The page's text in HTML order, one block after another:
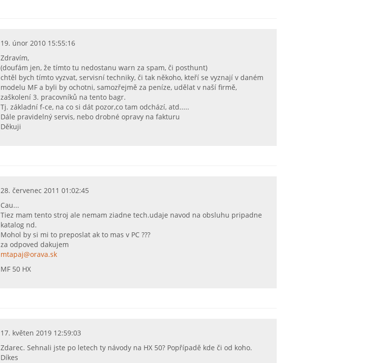
19. únor 2010 15:55:16
Zdravím,
(doufám jen, že tímto tu nedostanu warn za spam, či posthunt)
chtěl bych tímto vyzvat, servisní techniky, či tak někoho, kteří se vyznají v daném
modelu MF a byli by ochotni, samozřejmě za peníze, udělat v naší firmě,
zaškolení 3. pracovníků na tento bagr.
Tj. základní f-ce, na co si dát pozor,co tam odchází, atd.....
Dále pravidelný servis, nebo drobné opravy na fakturu
Děkuji
28. červenec 2011 01:02:45
Cau...
Tiez mam tento stroj ale nemam ziadne tech.udaje navod na obsluhu pripadne
katalog nd.
Mohol by si mi to preposlat ak to mas v PC ???
za odpoved dakujem
mtapaj@orava.sk
MF 50 HX
17. květen 2019 12:59:03
Zdarec. Sehnali jste po letech ty návody na HX 50? Popřípadě kde či od koho.
Díkes